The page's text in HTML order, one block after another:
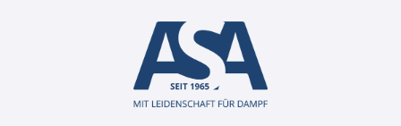
Zum Hauptinhalt springen